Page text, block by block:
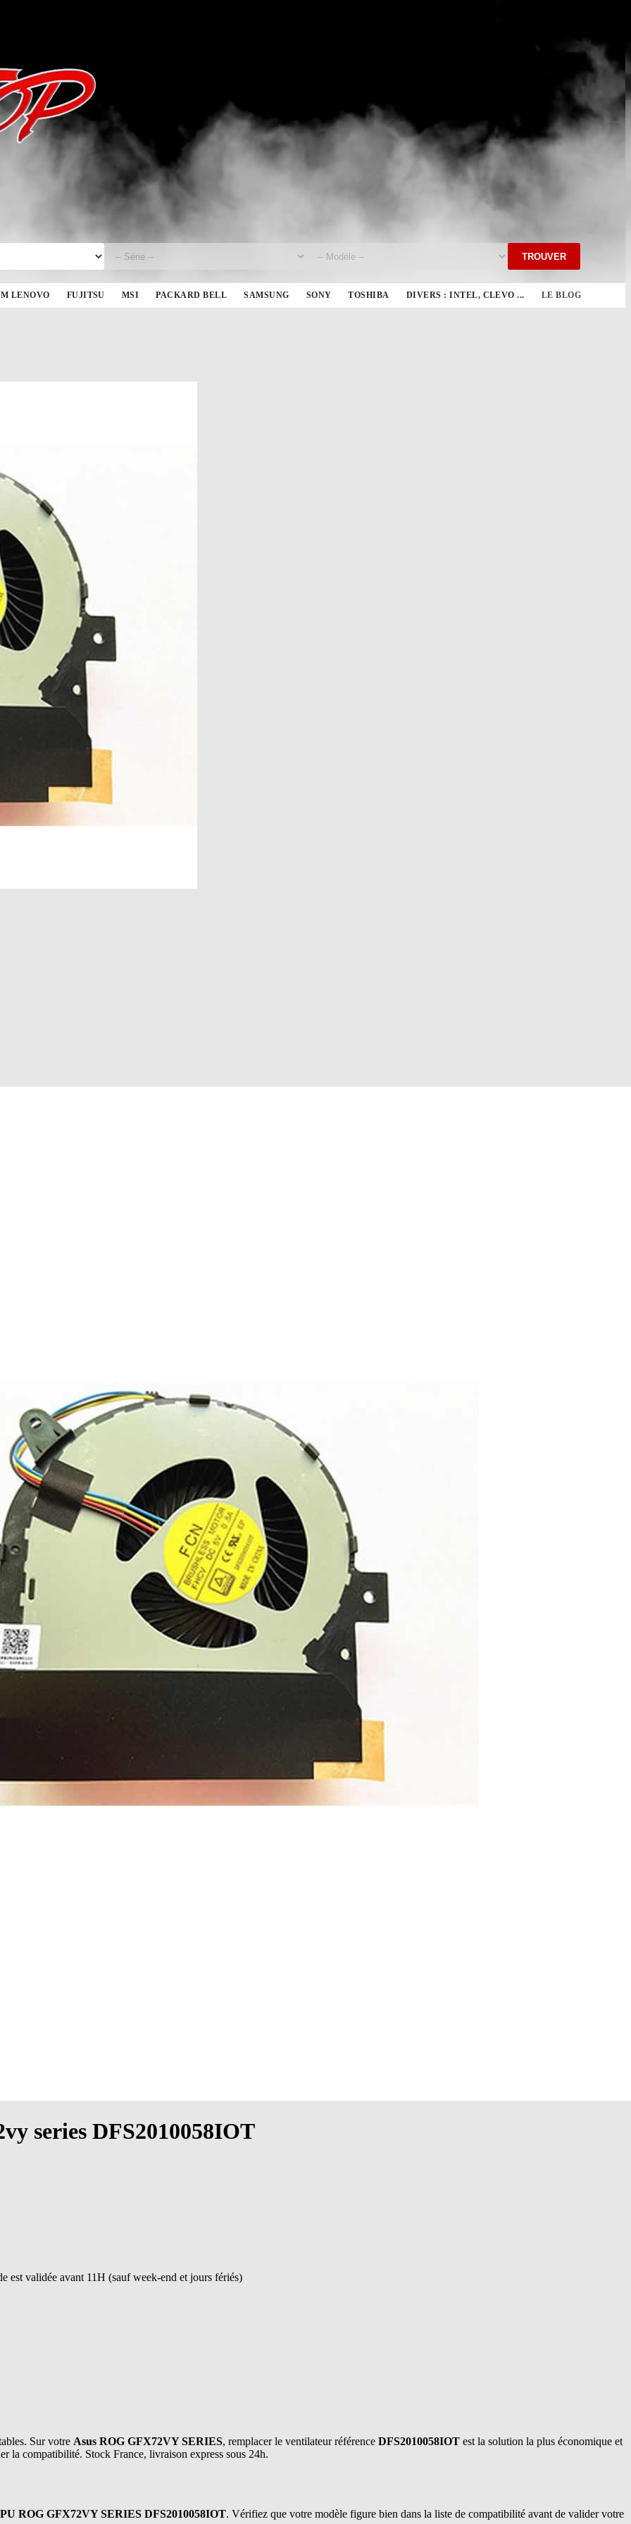
TROUVER
LENOVO FUJITSU MSI PACKARD BELL SAMSUNG SONY TOSHIBA DIVERS : INTEL, CLEVO ... LE BLOG
series DFS2010058IOT
est validée avant 11H (sauf week-end et jours fériés)
Sur votre Asus ROG GFX72VY SERIES, remplacer le ventilateur référence DFS2010058IOT est la solution la plus économique et
la compatibilité. Stock France, livraison express sous 24h.
ROG GFX72VY SERIES DFS2010058IOT. Vérifiez que votre modèle figure bien dans la liste de compatibilité avant de valider votre